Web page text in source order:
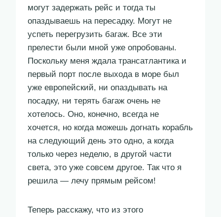
могут задержать рейс и тогда ты
опаздываешь на пересадку. Могут не
успеть перегрузить багаж. Все эти
прелести были мной уже опробованы.
Поскольку меня ждала трансатлантика и
первый порт после выхода в море был
уже европейский, ни опаздывать на
посадку, ни терять багаж очень не
хотелось. Оно, конечно, всегда не
хочется, но когда можешь догнать корабль
на следующий день это одно, а когда
только через неделю, в другой части
света, это уже совсем другое. Так что я
решила — лечу прямым рейсом!
Теперь расскажу, что из этого